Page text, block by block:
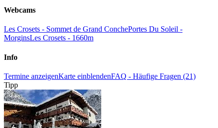
Webcams
Les Crosets - Sommet de Grand ConchePortes Du Soleil -
MorginsLes Crosets - 1660m
Info
Termine anzeigenKarte einblendenFAQ - Häufige Fragen (21)
Tipp